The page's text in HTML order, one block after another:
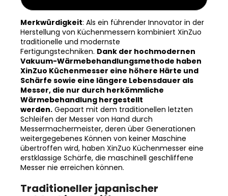
Merkwürdigkeit: Als ein führender Innovator in der
Herstellung von Küchenmessern kombiniert XinZuo
traditionelle und modernste
Fertigungstechniken. Dank der hochmodernen
Vakuum-Wärmebehandlungsmethode haben
XinZuo Küchenmesser eine höhere Härte und
Schärfe sowie eine längere Lebensdauer als
Messer, die nur durch herkömmliche
Wärmebehandlung hergestellt
werden. Gepaart mit dem traditionellen letzten
Schleifen der Messer von Hand durch
Messermachermeister, deren über Generationen
weitergegebenes Können von keiner Maschine
übertroffen wird, haben XinZuo Küchenmesser eine
erstklassige Schärfe, die maschinell geschliffene
Messer nie erreichen können.
achteckiger Griff